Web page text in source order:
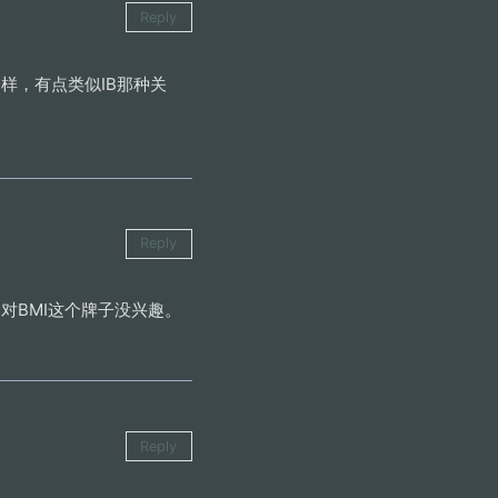
，有点类似IB那种关
Reply
BMI这个牌子没兴趣。
Reply
Reply